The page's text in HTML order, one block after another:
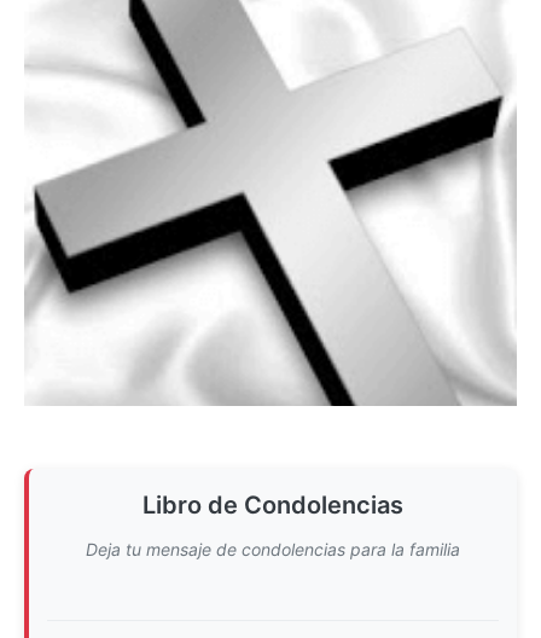
Libro de Condolencias
Deja tu mensaje de condolencias para la familia